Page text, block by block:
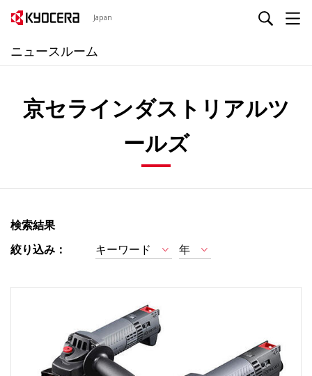
Japan
ニュースルーム
京セラインダストリアルツ
ールズ
検索結果
絞り込み：
キーワード 年